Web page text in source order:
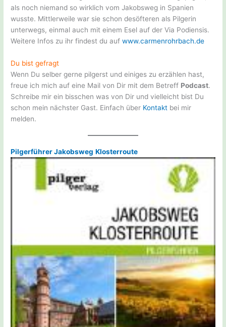
als noch niemand so wirklich vom Jakobsweg in Spanien
wusste. Mittlerweile war sie schon desöfteren als Pilgerin
unterwegs, einmal auch mit einem Esel auf der Via Podiensis.
Weitere Infos zu ihr findest du aufwww.carmenrohrbach.de
Du bist gefragt
Wenn Du selber gerne pilgerst und einiges zu erzählen hast,
freue ich mich auf eine Mail von Dir mit dem Betreff Podcast.
Schreibe mir ein bisschen was von Dir und vielleicht bist Du
schon mein nächster Gast. Einfach über Kontakt bei mir
melden.
Pilgerführer Jakobsweg Klosterroute